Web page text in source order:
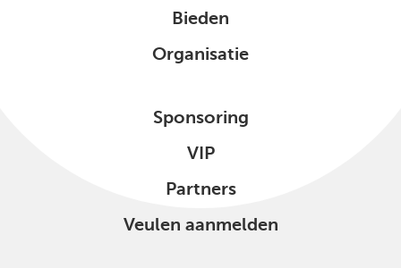
Bieden
Organisatie
Sponsoring
VIP
Partners
Veulen aanmelden